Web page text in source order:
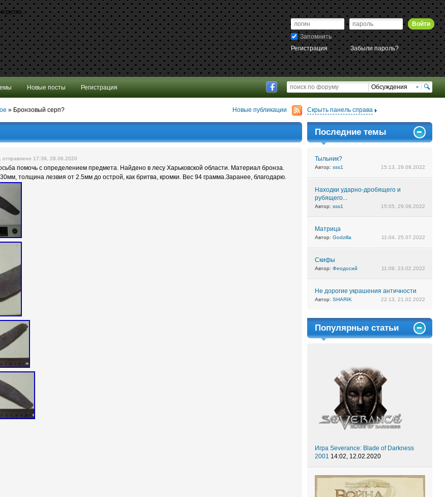
Новые посты Регистрация
Войти
Запомнить
Регистрация
Забыли пароль?
Обсуждения
» Бронзовый серп? Новые публикации Скрыть панель справа
отправлено 17:39, 28.06.2020
помочь с определением предмета. Найдено в лесу Харьковской области. Материал бронза.
толщина лезвия от 2.5мм до острой, как бритва, кромки. Вес 94 грамма.Заранее, благодарю.
Последние темы
Тыльник?
Автор: sss1 15:13, 29.08.2022
Находки ударно-дробящего и
рубящего...
Автор: sss1 15:05, 29.08.2022
Матрица
Автор: Godzilla 11:04, 25.07.2022
Скифы
Автор: Феодосий 11:09, 23.02.2022
Не дорогие украшения античности
Автор: SHARIK 22:13, 21.02.2022
Популярные статьи
Игра Severance: Blade of Darkness
2001 14:02, 12.02.2020